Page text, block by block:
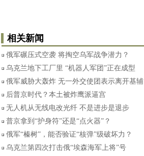
相关新闻
俄军碾压式空袭 将掏空乌军战争潜力？
乌克兰地下工厂里 “机器人军团”正在成型
俄军威胁大轰炸 无一外交使团表示离开基辅
后普京时代？本土被炸鹰派逼宫
无人机从无线电改光纤 不是进步是退步
普京拿到“护身符”还是“点火器”？
俄军“榛树”，能否验证“核弹”级破坏力？
乌克兰第四次打击俄“埃森海军上将”号